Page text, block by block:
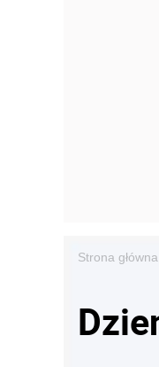
Strona główna